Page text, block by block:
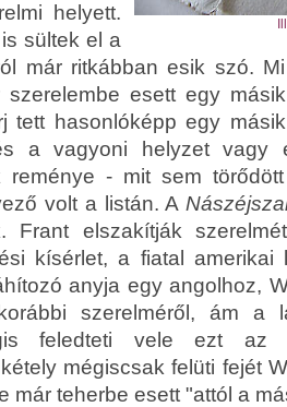
helyett.
sültek el a
már ritkábban esik szó.
szerelembe esett egy
tett hasonlóképp egy
a vagyoni helyzet vagy
reménye - mit sem
volt a listán. A
Frant elszakítják
kísérlet, a fiatal amerikai
anyja egy angolhoz,
szerelméről, ám a
feledteti vele ezt az
mégiscsak felüti fejét
már teherbe esett "attól a